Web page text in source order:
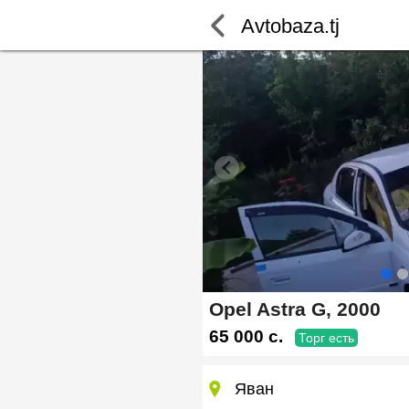
Opel Astra G, 2000
65 000 c. Торг есть
Яван
Avtobaza.tj